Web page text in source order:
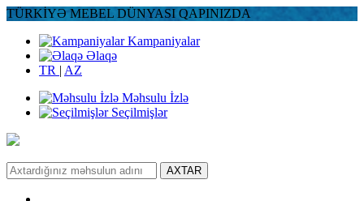
TÜRKİYƏ MEBEL DÜNYASI QAPINIZDA
Kampaniyalar
Əlaqə
TR | AZ
Məhsulu İzlə
Seçilmişlər
AXTAR